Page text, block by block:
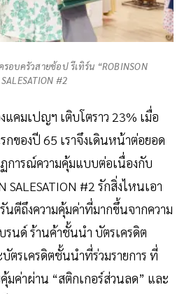
รอบครัวสายช้อป รีเทิร์น “ROBINSON
SALESATION #2
แคมเปญฯ เติบโตราว 23% เมื่อ
กของปี 65 เราจึงเดินหน้าต่อยอด
ฏการณ์ความคุ้มแบบต่อเนื่องกับ
SALESATION #2 รักสิ่งไหนเอา
นตีถึงความคุ้มค่าที่มากขึ้นจากความ
นด์ ร้านค้าชั้นนำ บัตรเครดิต
ตรเครดิตชั้นนำที่ร่วมรายการ ที่
มค่าผ่าน “สติกเกอร์ส่วนลด” และ